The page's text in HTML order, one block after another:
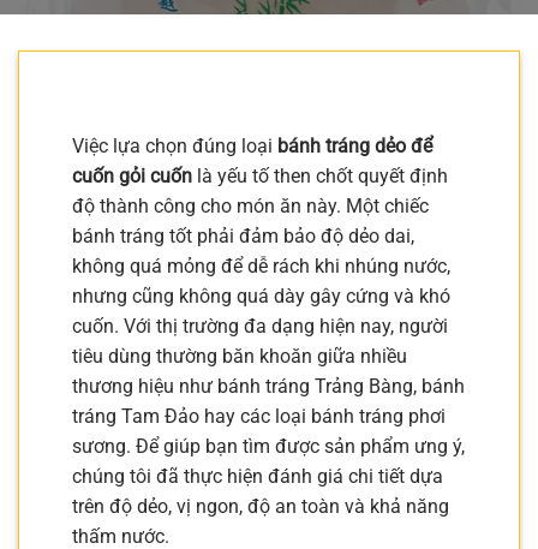
Việc lựa chọn đúng loại bánh tráng dẻo để
cuốn gỏi cuốn là yếu tố then chốt quyết định
độ thành công cho món ăn này. Một chiếc
bánh tráng tốt phải đảm bảo độ dẻo dai,
không quá mỏng để dễ rách khi nhúng nước,
nhưng cũng không quá dày gây cứng và khó
cuốn. Với thị trường đa dạng hiện nay, người
tiêu dùng thường băn khoăn giữa nhiều
thương hiệu như bánh tráng Trảng Bàng, bánh
tráng Tam Đảo hay các loại bánh tráng phơi
sương. Để giúp bạn tìm được sản phẩm ưng ý,
chúng tôi đã thực hiện đánh giá chi tiết dựa
trên độ dẻo, vị ngon, độ an toàn và khả năng
thấm nước.